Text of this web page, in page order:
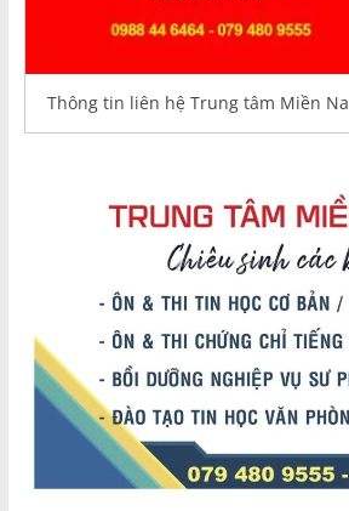
Thông tin liên hệ Trung tâm Miền